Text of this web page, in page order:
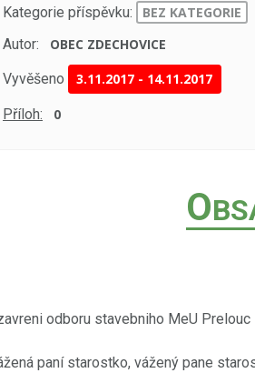
Kategorie příspěvku:
BEZ KATEGORIE
Autor:
OBEC ZDECHOVICE
Vyvěšeno 3.11.2017 - 14.11.2017
Příloh: 0
O
odboru stavebniho MeU Prelouc
paní starostko, vážený pane